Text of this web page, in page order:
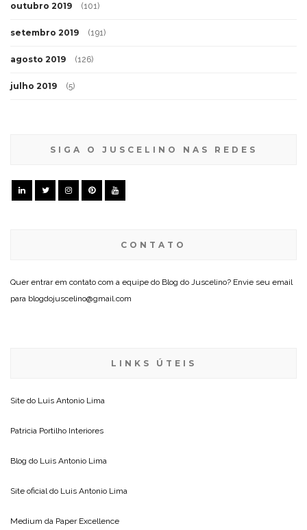
outubro 2019 (101)
setembro 2019 (191)
agosto 2019 (126)
julho 2019 (5)
SIGA O JUSCELINO NAS REDES
CONTATO
Quer entrar em contato com a equipe do Blog do Juscelino? Envie seu email
para blogdojuscelino@gmail.com
LINKS ÚTEIS
Site do Luis Antonio Lima
Patricia Portilho Interiores
Blog do Luis Antonio Lima
Site oficial do Luis Antonio Lima
Medium da Paper Excellence